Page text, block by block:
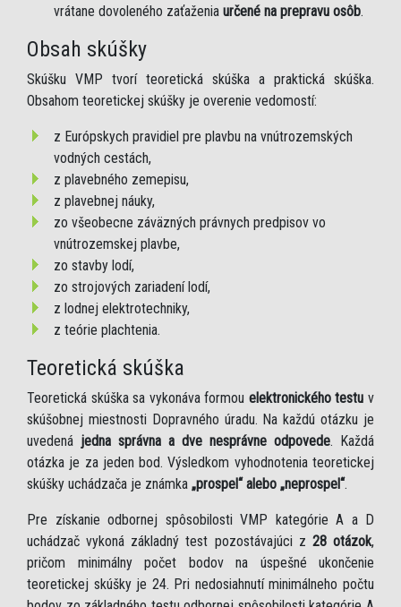
vrátane dovoleného zaťaženia určené na prepravu osôb.
Obsah skúšky
Skúšku VMP tvorí teoretická skúška a praktická skúška.
Obsahom teoretickej skúšky je overenie vedomostí:
z Európskych pravidiel pre plavbu na vnútrozemských
vodných cestách,
z plavebného zemepisu,
z plavebnej náuky,
zo všeobecne záväzných právnych predpisov vo
vnútrozemskej plavbe,
zo stavby lodí,
zo strojových zariadení lodí,
z lodnej elektrotechniky,
z teórie plachtenia.
Teoretická skúška
Teoretická skúška sa vykonáva formou elektronického testu v
skúšobnej miestnosti Dopravného úradu. Na každú otázku je
uvedená jedna správna a dve nesprávne odpovede. Každá
otázka je za jeden bod. Výsledkom vyhodnotenia teoretickej
skúšky uchádzača je známka „prospel“ alebo „neprospel“.
Pre získanie odbornej spôsobilosti VMP kategórie A a D
uchádzač vykoná základný test pozostávajúci z 28 otázok,
pričom minimálny počet bodov na úspešné ukončenie
teoretickej skúšky je 24. Pri nedosiahnutí minimálneho počtu